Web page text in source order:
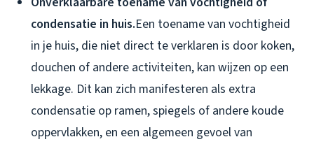
condensatie in huis.Een toename van vochtigheid
in je huis, die niet direct te verklaren is door koken,
douchen of andere activiteiten, kan wijzen op een
lekkage. Dit kan zich manifesteren als extra
condensatie op ramen, spiegels of andere koude
oppervlakken, en een algemeen gevoel van